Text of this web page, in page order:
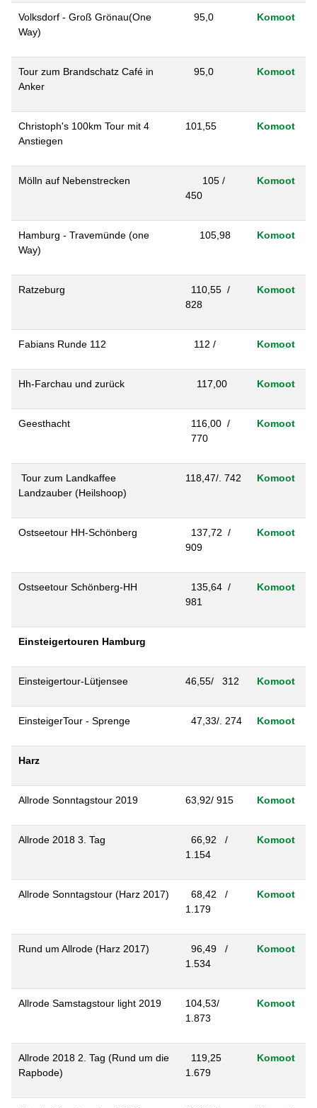
Volksdorf - Groß Grönau(One
Way)
95,0 Komoot
Tour zum Brandschatz Café in
Anker
95,0 Komoot
Christoph's 100km Tour mit 4
Anstiegen
101,55 Komoot
Mölln auf Nebenstrecken
105 /
450
Komoot
Hamburg - Travemünde (one
Way)
105,98 Komoot
Ratzeburg
110,55 /
828
Komoot
Fabians Runde 112 112 / Komoot
Hh-Farchau und zurück 117,00 Komoot
Geesthacht
116,00 /
770
Komoot
Tour zum Landkaffee
Landzauber (Heilshoop)
118,47/. 742 Komoot
Ostseetour HH-Schönberg
137,72 /
909
Komoot
Ostseetour Schönberg-HH
135,64 /
981
Komoot
Einsteigertouren Hamburg
Einsteigertour-Lütjensee 46,55/ 312 Komoot
EinsteigerTour - Sprenge 47,33/. 274 Komoot
Harz
Allrode Sonntagstour 2019 63,92/ 915 Komoot
Allrode 2018 3. Tag
66,92 /
1.154
Komoot
Allrode Sonntagstour (Harz 2017)
68,42 /
1.179
Komoot
Rund um Allrode (Harz 2017)
96,49 /
1.534
Komoot
Allrode Samstagstour light 2019
104,53/
1.873
Komoot
Allrode 2018 2. Tag (Rund um die
Rapbode)
119,25
1.679
Komoot